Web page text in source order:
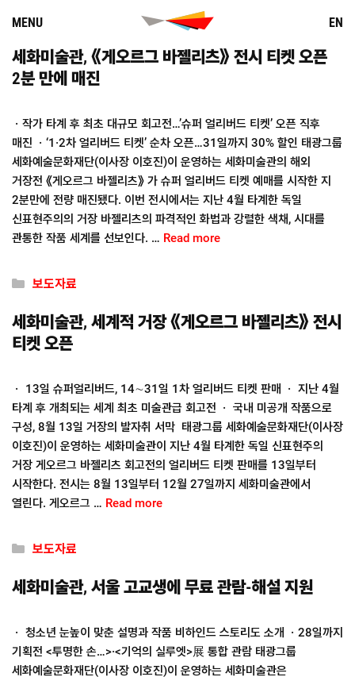
content
EN
MENU
세화미술관, 《게오르그 바젤리츠》 전시 티켓 오픈
2분 만에 매진
ㆍ작가 타계 후 최초 대규모 회고전…’슈퍼 얼리버드 티켓’ 오픈 직후
매진 ㆍ‘1·2차 얼리버드 티켓’ 순차 오픈…31일까지 30% 할인 태광그룹
세화예술문화재단(이사장 이호진)이 운영하는 세화미술관의 해외
거장전 《게오르그 바젤리츠》 가 슈퍼 얼리버드 티켓 예매를 시작한 지
2분만에 전량 매진됐다. 이번 전시에서는 지난 4월 타계한 독일
신표현주의의 거장 바젤리츠의 파격적인 화법과 강렬한 색채, 시대를
관통한 작품 세계를 선보인다. … Read more
Categories
보도자료
세화미술관, 세계적 거장 《게오르그 바젤리츠》 전시
티켓 오픈
ㆍ 13일 슈퍼얼리버드, 14∼31일 1차 얼리버드 티켓 판매 ㆍ 지난 4월
타계 후 개최되는 세계 최초 미술관급 회고전 ㆍ 국내 미공개 작품으로
구성, 8월 13일 거장의 발자취 서막 태광그룹 세화예술문화재단(이사장
이호진)이 운영하는 세화미술관이 지난 4월 타계한 독일 신표현주의
거장 게오르그 바젤리츠 회고전의 얼리버드 티켓 판매를 13일부터
시작한다. 전시는 8월 13일부터 12월 27일까지 세화미술관에서
열린다. 게오르그 … Read more
Categories
보도자료
세화미술관, 서울 고교생에 무료 관람-해설 지원
ㆍ 청소년 눈높이 맞춘 설명과 작품 비하인드 스토리도 소개 ㆍ28일까지
기획전 <투명한 손…>·<기억의 실루엣>展 통합 관람 태광그룹
세화예술문화재단(이사장 이호진)이 운영하는 세화미술관은